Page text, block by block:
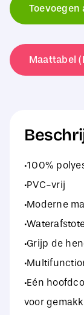
Case
aantal
Maattabel
·100%
·PVC-vrij
·Moderne
·Grijp de
·Eén
voor